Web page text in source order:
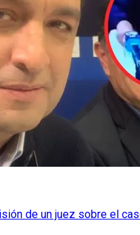
de un juez sobre el